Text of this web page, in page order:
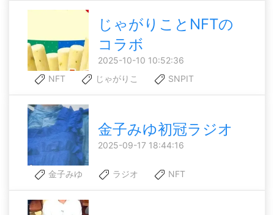
じゃがりことNFTの
コラボ
2025-10-10 10:52:36
NFT
じゃがりこ SNPIT
金子みゆ初冠ラジオ
2025-09-17 18:44:16
金子みゆ ラジオ NFT